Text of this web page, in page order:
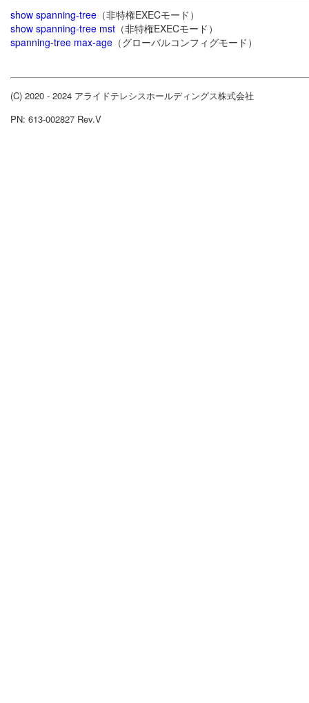
show spanning-tree （非特権EXECモード）
show spanning-tree mst （非特権EXECモード）
spanning-tree max-age （グローバルコンフィグモード）
(C) 2020 - 2024 アライドテレシスホールディングス株式会社
PN: 613-002827 Rev.V